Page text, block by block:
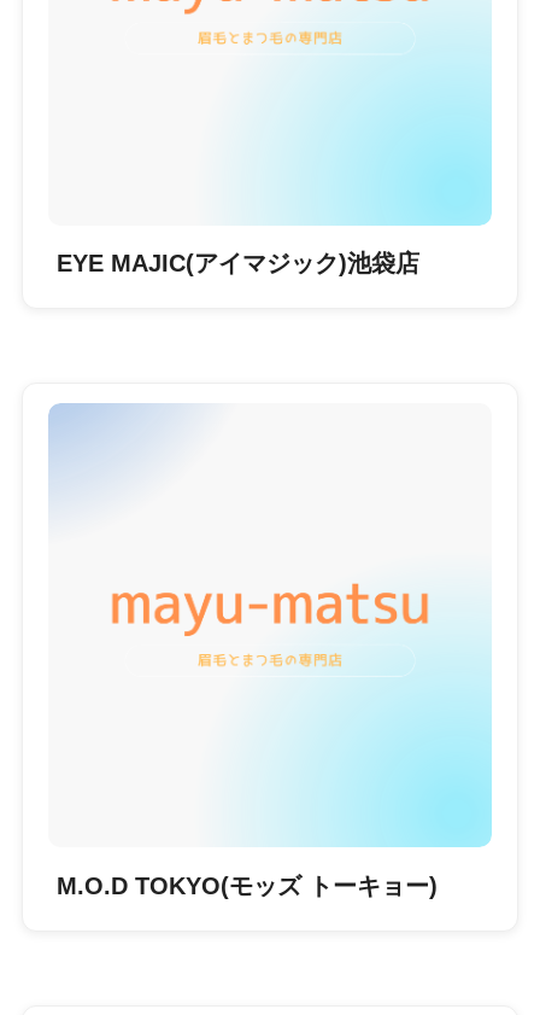
EYE MAJIC(アイマジック)池袋店
M.O.D TOKYO(モッズ トーキョー)